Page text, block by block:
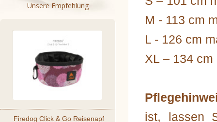
Unsere Empfehlung
Firedog Click & Go Reisenapf
M - 113 cm
L - 126 cm
XL – 134
ist, lassen